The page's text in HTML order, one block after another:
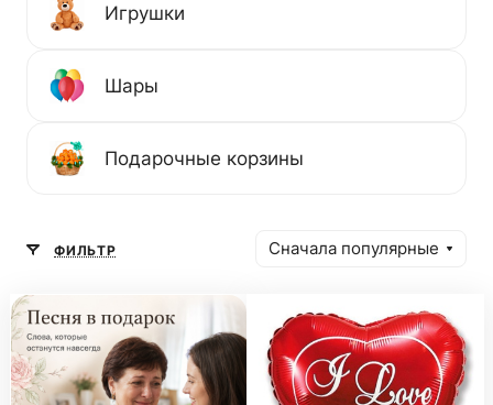
Игрушки
Шары
Подарочные корзины
ФИЛЬТР Сначала популярные